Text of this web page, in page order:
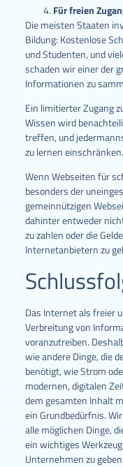
Für freien
Die meisten Staaten
Bildung: Kostenlose
und Studenten, und
schaden wir einer der
Informationen zu
Ein limitierter Zugang
Wissen wird
treffen, und
zu lernen einschränken.
Wenn Webseiten für
besonders der
gemeinnützigen
dahinter entweder
zu zahlen oder die
Internetanbietern zu
Das Internet als freier
Verbreitung von
voranzutreiben.
wie andere Dinge, die
benötigt, wie Strom
modernen, digitalen
dem gesamten Inhalt
ein Grundbedürfnis.
alle möglichen Dinge,
ein wichtiges
Unternehmen zu